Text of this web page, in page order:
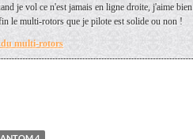
je vol ce n'est jamais en ligne droite, j'aime bien
le multi-rotors que je pilote est solide ou non !
du multi-rotors